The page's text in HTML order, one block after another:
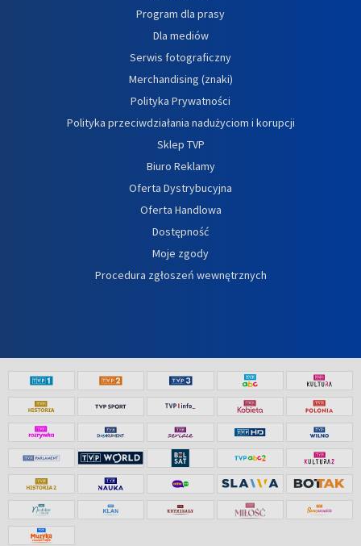
Program dla prasy
Dla mediów
Serwis fotograficzny
Merchandising (znaki)
Polityka Prywatności
Polityka przeciwdziałania nadużyciom i korupcji
Sklep TVP
Biuro Reklamy
Oferta Dystrybucyjna
Oferta Handlowa
Dostępność
Moje zgody
Procedura zgłoszeń wewnętrznych